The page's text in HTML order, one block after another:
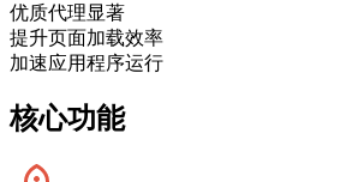
优质代理显著
提升页面加载效率
加速应用程序运行
核心功能